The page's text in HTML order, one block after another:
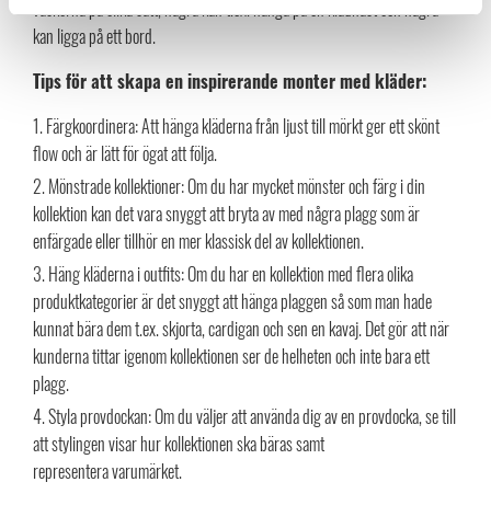
väskorna på olika sätt, några kan t.ex. hänga på en klädhäst och några
kan ligga på ett bord.
Tips för att skapa en inspirerande monter med kläder:
Färgkoordinera: Att hänga kläderna från ljust till mörkt ger ett skönt
flow och är lätt för ögat att följa.
Mönstrade kollektioner: Om du har mycket mönster och färg i din
kollektion kan det vara snyggt att bryta av med några plagg som är
enfärgade eller tillhör en mer klassisk del av kollektionen.
Häng kläderna i outfits: Om du har en kollektion med flera olika
produktkategorier är det snyggt att hänga plaggen så som man hade
kunnat bära dem t.ex. skjorta, cardigan och sen en kavaj. Det gör att när
kunderna tittar igenom kollektionen ser de helheten och inte bara ett
plagg.
Styla provdockan: Om du väljer att använda dig av en provdocka, se till
att stylingen visar hur kollektionen ska bäras samt
representera varumärket.